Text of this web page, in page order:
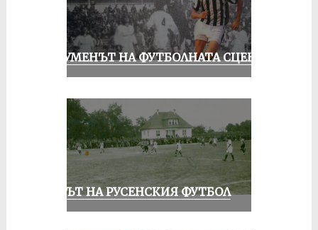
ШОУМЕНЪТ НА ФУТБОЛНАТА СЦЕНА
ВЕКЪТ НА РУСЕНСКИЯ ФУТБОЛ